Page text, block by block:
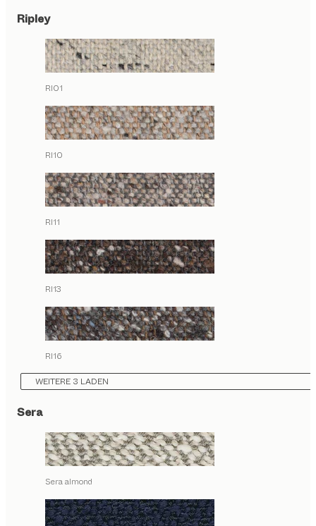
Ripley
RI01
RI10
RI11
RI13
RI16
WEITERE 3 LADEN
Sera
Sera almond